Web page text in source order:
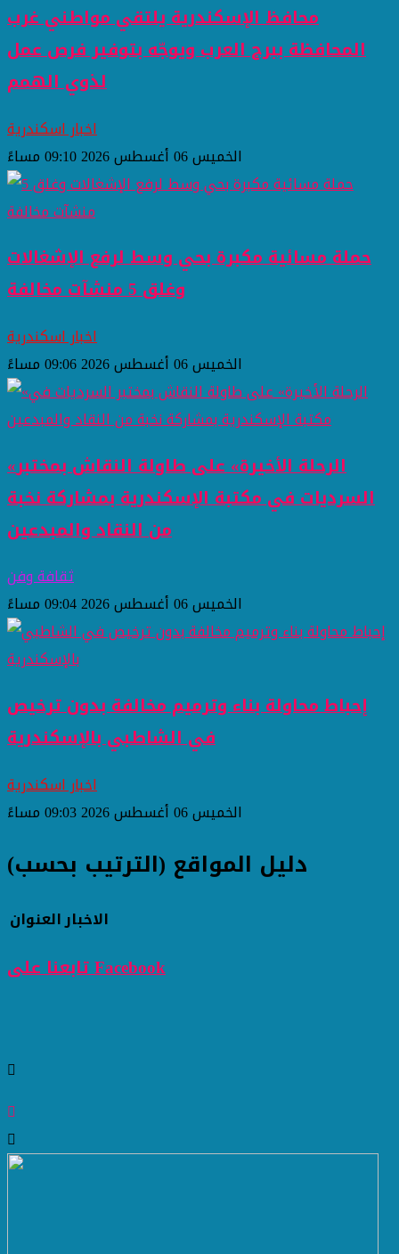
محافظ الإسكندرية يلتقي مواطني غرب
المحافظة ببرج العرب ويوجّه بتوفير فرص عمل
لذوي الهمم
اخبار اسكندرية
الخميس 06 أغسطس 2026 09:10 مساءً
حملة مسائية مكبرة بحي وسط لرفع الإشغالات
وغلق 5 منشآت مخالفة
اخبار اسكندرية
الخميس 06 أغسطس 2026 09:06 مساءً
«الرحلة الأخيرة» على طاولة النقاش بمختبر
السرديات في مكتبة الإسكندرية بمشاركة نخبة
من النقاد والمبدعين
ثقافة وفن
الخميس 06 أغسطس 2026 09:04 مساءً
إحباط محاولة بناء وترميم مخالفة بدون ترخيص
في الشاطبي بالإسكندرية
اخبار اسكندرية
الخميس 06 أغسطس 2026 09:03 مساءً
دليل المواقع (الترتيب بحسب)
العنوانالاخبار
تابعنا على Facebook